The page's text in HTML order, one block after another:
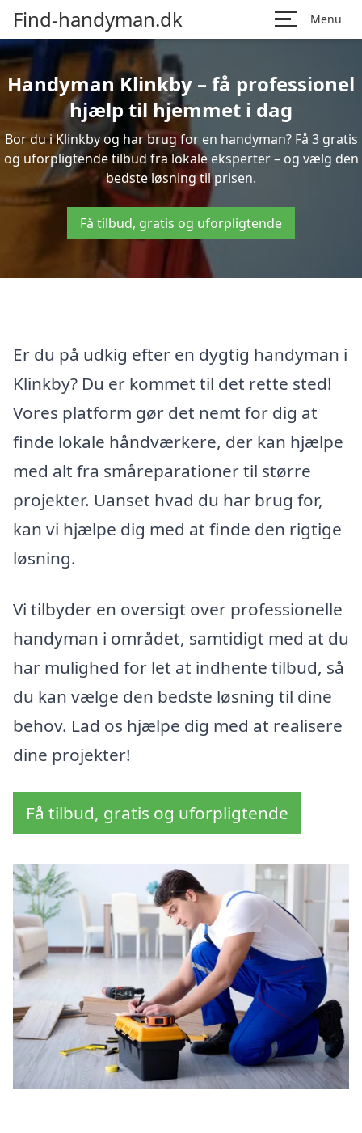
Find-handyman.dk Menu
Handyman Klinkby – få professionel
hjælp til hjemmet i dag
Bor du i Klinkby og har brug for en handyman? Få 3 gratis
og uforpligtende tilbud fra lokale eksperter – og vælg den
bedste løsning til prisen.
Få tilbud, gratis og uforpligtende
Er du på udkig efter en dygtig handyman i
Klinkby? Du er kommet til det rette sted!
Vores platform gør det nemt for dig at
finde lokale håndværkere, der kan hjælpe
med alt fra småreparationer til større
projekter. Uanset hvad du har brug for,
kan vi hjælpe dig med at finde den rigtige
løsning.
Vi tilbyder en oversigt over professionelle
handyman i området, samtidigt med at du
har mulighed for let at indhente tilbud, så
du kan vælge den bedste løsning til dine
behov. Lad os hjælpe dig med at realisere
dine projekter!
Få tilbud, gratis og uforpligtende